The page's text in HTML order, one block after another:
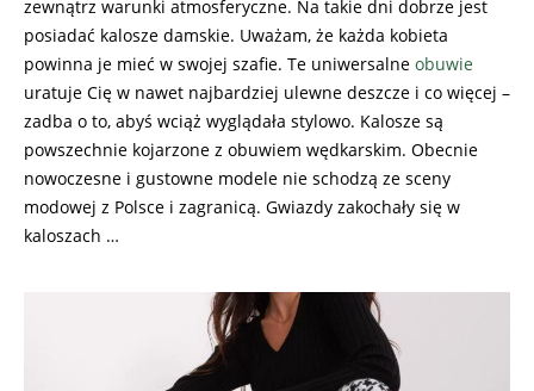
zewnątrz warunki atmosferyczne. Na takie dni dobrze jest
posiadać kalosze damskie. Uważam, że każda kobieta
powinna je mieć w swojej szafie. Te uniwersalne obuwie
uratuje Cię w nawet najbardziej ulewne deszcze i co więcej –
zadba o to, abyś wciąż wyglądała stylowo. Kalosze są
powszechnie kojarzone z obuwiem wędkarskim. Obecnie
nowoczesne i gustowne modele nie schodzą ze sceny
modowej z Polsce i zagranicą. Gwiazdy zakochały się w
kaloszach …